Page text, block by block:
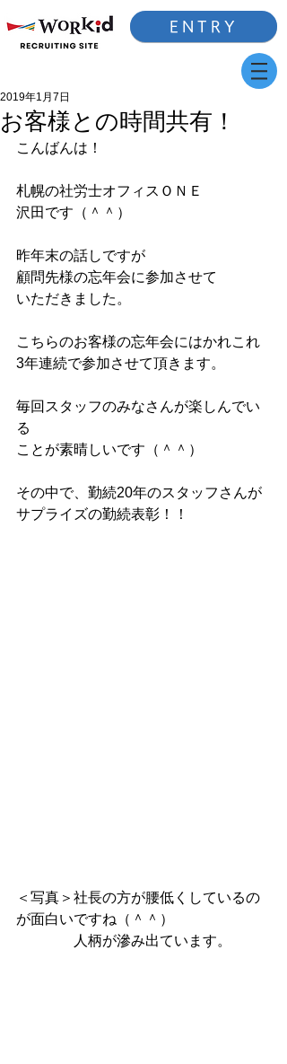
ENTRY
お客様との時間共有！
2019年1月7日
こんばんは！
札幌の社労士オフィスＯＮＥ
沢田です（＾＾）
昨年末の話しですが
顧問先様の忘年会に参加させて
いただきました。
こちらのお客様の忘年会にはかれこれ
3年連続で参加させて頂きます。
毎回スタッフのみなさんが楽しんでい
る
ことが素晴しいです（＾＾）
その中で、勤続20年のスタッフさんが
サプライズの勤続表彰！！
＜写真＞社長の方が腰低くしているの
が面白いですね（＾＾）
人柄が滲み出ています。